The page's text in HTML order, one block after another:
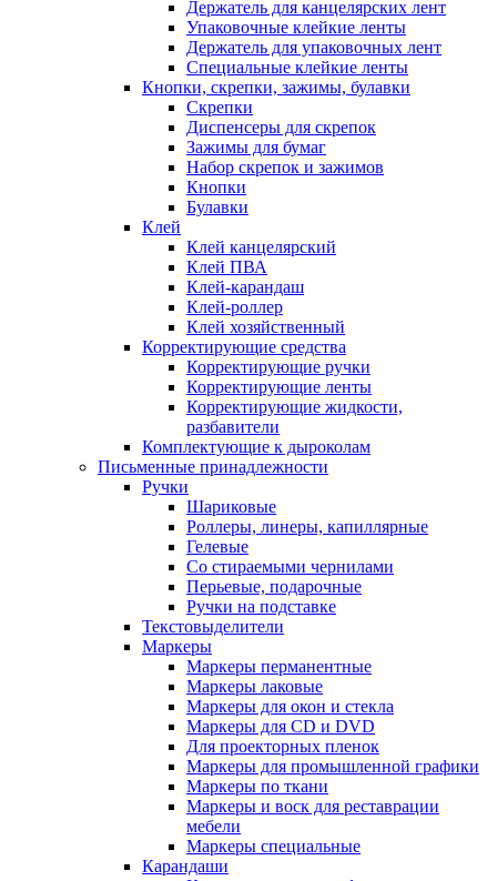
Держатель для канцелярских лент
Упаковочные клейкие ленты
Держатель для упаковочных лент
Специальные клейкие ленты
Кнопки, скрепки, зажимы, булавки
Скрепки
Диспенсеры для скрепок
Зажимы для бумаг
Набор скрепок и зажимов
Кнопки
Булавки
Клей
Клей канцелярский
Клей ПВА
Клей-карандаш
Клей-роллер
Клей хозяйственный
Корректирующие средства
Корректирующие ручки
Корректирующие ленты
Корректирующие жидкости,
разбавители
Комплектующие к дыроколам
Письменные принадлежности
Ручки
Шариковые
Роллеры, линеры, капиллярные
Гелевые
Со стираемыми чернилами
Перьевые, подарочные
Ручки на подставке
Текстовыделители
Маркеры
Маркеры перманентные
Маркеры лаковые
Маркеры для окон и стекла
Маркеры для CD и DVD
Для проекторных пленок
Маркеры для промышленной графики
Маркеры по ткани
Маркеры и воск для реставрации
мебели
Маркеры специальные
Карандаши